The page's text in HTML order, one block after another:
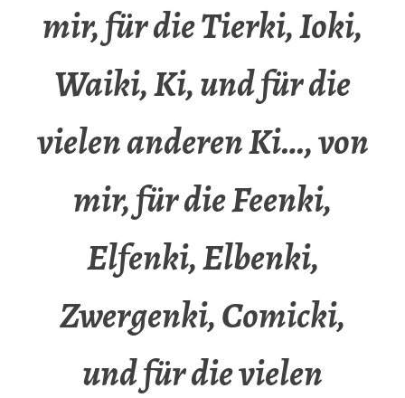
mir, für die Tierki, Ioki,
Waiki, Ki, und für die
vielen anderen Ki…, von
mir, für die Feenki,
Elfenki, Elbenki,
Zwergenki, Comicki,
und für die vielen